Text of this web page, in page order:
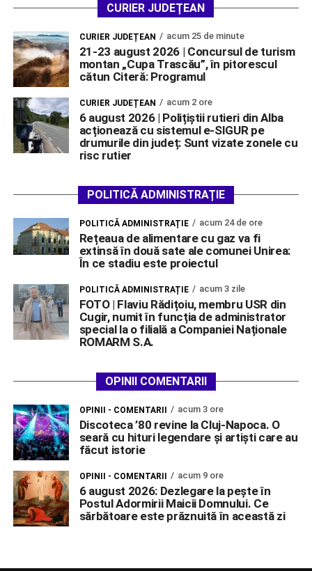
CURIER JUDEȚEAN
CURIER JUDEȚEAN acum 25 de minute
21-23 august 2026 | Concursul de turism
montan „Cupa Trascău”, în pitorescul
cătun Citeră: Programul
CURIER JUDEȚEAN acum 2 ore
6 august 2026 | Polițiștii rutieri din Alba
acționează cu sistemul e-SIGUR pe
drumurile din județ: Sunt vizate zonele cu
risc rutier
POLITICĂ ADMINISTRAȚIE
POLITICĂ ADMINISTRAȚIE acum 24 de ore
Rețeaua de alimentare cu gaz va fi
extinsă în două sate ale comunei Unirea:
În ce stadiu este proiectul
POLITICĂ ADMINISTRAȚIE acum 3 zile
FOTO | Flaviu Rădițoiu, membru USR din
Cugir, numit în funcția de administrator
special la o filială a Companiei Naționale
ROMARM S.A.
OPINII COMENTARII
OPINII - COMENTARII acum 3 ore
Discoteca ’80 revine la Cluj-Napoca. O
seară cu hituri legendare și artiști care au
făcut istorie
OPINII - COMENTARII acum 9 ore
6 august 2026: Dezlegare la pește în
Postul Adormirii Maicii Domnului. Ce
sărbătoare este prăznuită în această zi